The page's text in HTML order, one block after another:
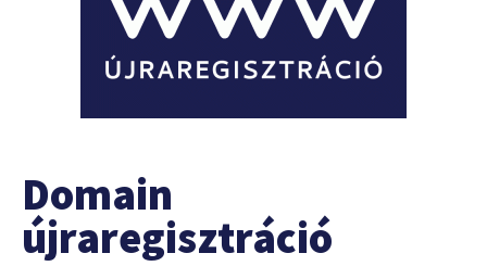
Domain
újraregisztráció